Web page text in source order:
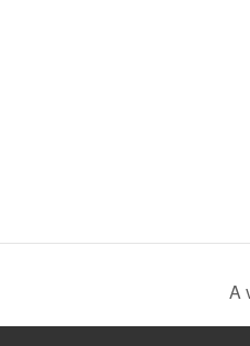
A